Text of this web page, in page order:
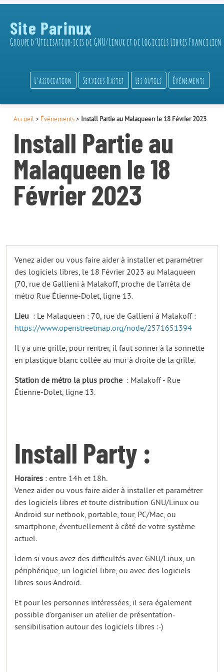
Site Parinux
Groupe d’Utilisateur·ices de GNU/Linux et de Logiciels Libres Francilien
L’association Services Bastet Les outils Événements
Accueil > Événements> Install Partie au Malaqueen le 18 Février 2023
Install Partie au
Malaqueen le 18
Février 2023
Venez aider ou vous faire aider à installer et paramétrer
des logiciels libres, le 18 Février 2023 au Malaqueen
(70, rue de Gallieni à Malakoff, proche de l’arrêta de
métro Rue Étienne-Dolet, ligne 13.
Lieu : Le Malaqueen : 70, rue de Gallieni à Malakoff :
https://www.openstreetmap.org/node/2571651394
Il y a une grille, pour rentrer, il faut sonner à la sonnette
en plastique blanc collée au mur à droite de la grille.
Station de métro la plus proche : Malakoff - Rue
Étienne-Dolet, ligne 13.
Install Party :
Horaires : entre 14h et 18h.
Venez aider ou vous faire aider à installer et paramétrer
des logiciels libres et toute distribution GNU/Linux ou
Android sur netbook, portable, tour, PC/Mac, ou
smartphone, éventuellement à côté de votre système
actuel.
Idem si vous avez des difficultés avec GNU/Linux, un
périphérique, un logiciel libre, ou avec des logiciels
libres sous Android.
Et pour les personnes intéressées, il sera également
possible d’organiser un atelier de présentation-
sensibilisation autour des logiciels libres :-)